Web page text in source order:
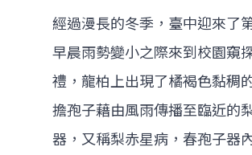
經過漫長的冬季，臺中迎來了
早晨雨勢變小之際來到校園窺
禮，龍柏上出現了橘褐色黏稠
擔孢子藉由風雨傳播至臨近的
器，又稱梨赤星病，春孢子器